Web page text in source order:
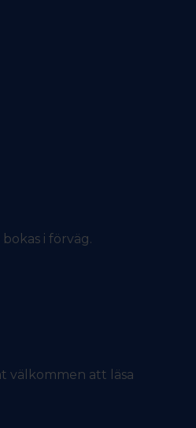
i förväg.
välkommen att läsa